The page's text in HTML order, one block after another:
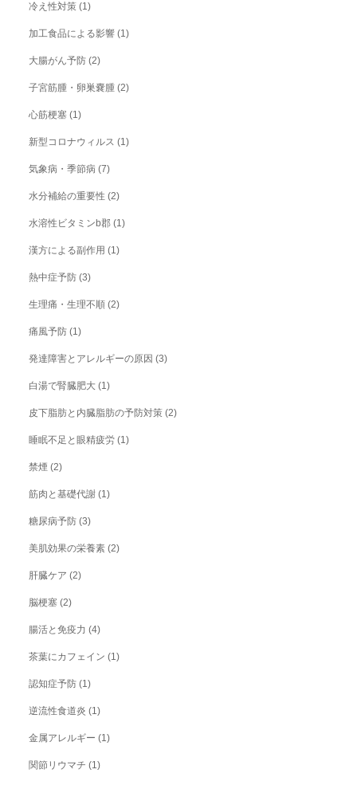
冷え性対策 (1)
加工食品による影響 (1)
大腸がん予防 (2)
子宮筋腫・卵巣嚢腫 (2)
心筋梗塞 (1)
新型コロナウィルス (1)
気象病・季節病 (7)
水分補給の重要性 (2)
水溶性ビタミンb郡 (1)
漢方による副作用 (1)
熱中症予防 (3)
生理痛・生理不順 (2)
痛風予防 (1)
発達障害とアレルギーの原因 (3)
白湯で腎臓肥大 (1)
皮下脂肪と内臓脂肪の予防対策 (2)
睡眠不足と眼精疲労 (1)
禁煙 (2)
筋肉と基礎代謝 (1)
糖尿病予防 (3)
美肌効果の栄養素 (2)
肝臓ケア (2)
脳梗塞 (2)
腸活と免疫力 (4)
茶葉にカフェイン (1)
認知症予防 (1)
逆流性食道炎 (1)
金属アレルギー (1)
関節リウマチ (1)